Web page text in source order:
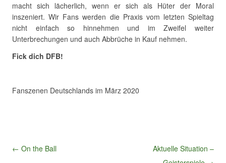
macht sich lächerlich, wenn er sich als Hüter der Moral
inszeniert. Wir Fans werden die Praxis vom letzten Spieltag
nicht einfach so hinnehmen und im Zweifel weiter
Unterbrechungen und auch Abbrüche in Kauf nehmen.
Fick dich DFB!
Fanszenen Deutschlands im März 2020
Beitragsnavigation
← On the Ball
Aktuelle Situation –